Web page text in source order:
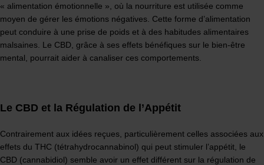
« alimentation émotionnelle », où la nourriture est utilisée comme
moyen de gérer les émotions négatives. Cette forme d’alimentation
peut conduire à une prise de poids et à des habitudes alimentaires
malsaines. Le CBD, grâce à ses effets bénéfiques sur le bien-être
mental, pourrait aider à canaliser ces comportements.
Le CBD et la Régulation de l’Appétit
Contrairement aux idées reçues, particulièrement celles associées aux
effets du THC (tétrahydrocannabinol) qui peut stimuler l’appétit, le
CBD (cannabidiol) semble avoir un effet différent sur la régulation de